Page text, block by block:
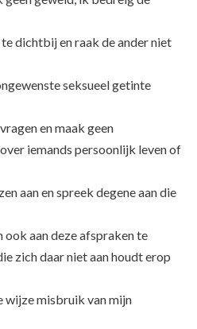
dichtbij en raak de ander niet
seksueel getinte
en maak geen
iemands persoonlijk leven of
aan en spreek degene aan die
ook aan deze afspraken te
zich daar niet aan houdt erop
wijze misbruik van mijn